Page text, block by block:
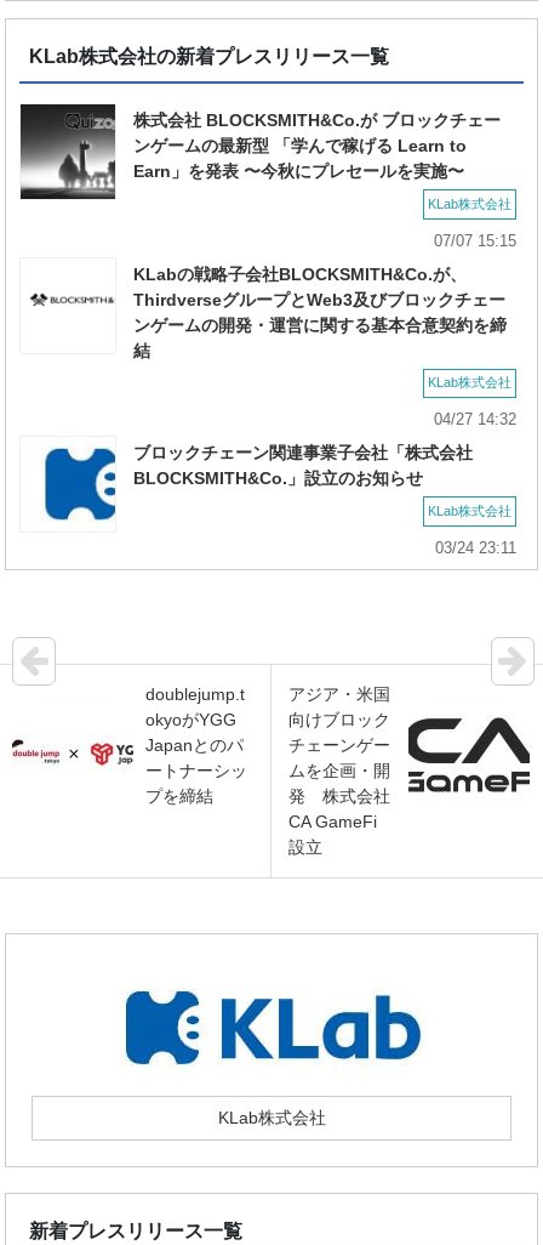
KLab株式会社の新着プレスリリース一覧
株式会社 BLOCKSMITH&Co.が ブロックチェー
ンゲームの最新型 「学んで稼げる Learn to
Earn」を発表 〜今秋にプレセールを実施〜
KLab株式会社
07/07 15:15
KLabの戦略子会社BLOCKSMITH&Co.が、
ThirdverseグループとWeb3及びブロックチェー
ンゲームの開発・運営に関する基本合意契約を締
結
KLab株式会社
04/27 14:32
ブロックチェーン関連事業子会社「株式会社
BLOCKSMITH&Co.」設立のお知らせ
KLab株式会社
03/24 23:11
doublejump.t
okyoがYGG
Japanとのパ
ートナーシッ
プを締結
アジア・米国
向けブロック
チェーンゲー
ムを企画・開
発 株式会社
CA GameFi
設立
KLab株式会社
新着プレスリリース一覧